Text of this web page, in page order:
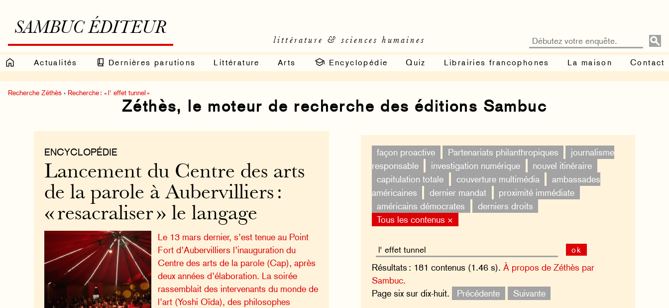
SAMBUC ÉDITEUR
littérature & sciences humaines
Actualités Dernières parutions Littérature Arts Encyclopédie Quiz Librairies francophones La maison Contact
Recherche Zéthès › Recherche : « l' effet tunnel »
Zéthès, le moteur de recherche des éditions Sambuc
façon proactive Partenariats philanthropiques
journalisme
responsable
investigation numérique
nouvel itinéraire
capitulation totale
couverture multimédia
ambassades
américaines
dernier mandat
proximité immédiate
américains démocrates
derniers droits
Tous les contenus ×
ok
Résultats : 181 contenus (1.46 s). À propos de Zéthès par
Sambuc.
Page six sur dix-huit.
Précédente Suivante
ENCYCLOPÉDIE
Lancement du Centre des arts
de la parole à Aubervilliers :
« resacraliser » le langage
Le 13 mars dernier, s’est tenue au Point
Fort d’Aubervilliers l’inauguration du
Centre des arts de la parole (Cap), après
deux années d’élaboration. La soirée
rassemblait des intervenants du monde de
l’art (Yoshi Oïda), des philosophes